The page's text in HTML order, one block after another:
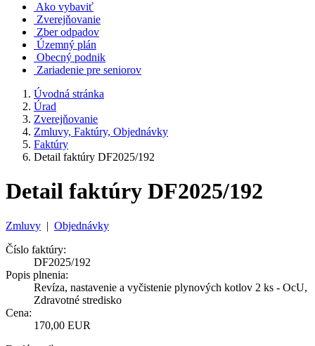
Ako vybaviť
Zverejňovanie
Zber odpadov
Územný plán
Obecný podnik
Zariadenie pre seniorov
Úvodná stránka
Úrad
Zverejňovanie
Zmluvy, Faktúry, Objednávky
Faktúry
Detail faktúry DF2025/192
Detail faktúry DF2025/192
Zmluvy | Objednávky
Číslo faktúry:
DF2025/192
Popis plnenia:
Revíza, nastavenie a vyčistenie plynových kotlov 2 ks - OcU,
Zdravotné stredisko
Cena:
170,00 EUR